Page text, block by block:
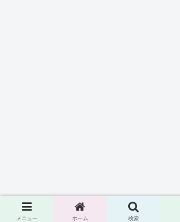
メニュー ホーム 検索